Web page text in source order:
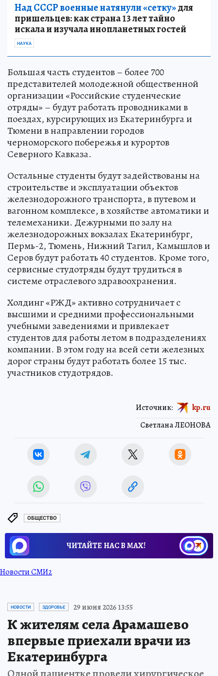
Над СССР военные натянули «сетку»для
пришельцев: как страна 13 лет тайно
искала и изучала инопланетных гостей
НАУКА
Большая часть студентов – более 700
представителей молодежной общественной
организации «Российские студенческие
отряды» – будут работать проводниками в
поездах, курсирующих из Екатеринбурга и
Тюмени в направлении городов
черноморского побережья и курортов
Северного Кавказа.
Остальные студенты будут задействованы на
строительстве и эксплуатации объектов
железнодорожного транспорта, в путевом и
вагонном комплексе, в хозяйстве автоматики и
телемеханики. Дежурными по залу на
железнодорожных вокзалах Екатеринбург,
Пермь-2, Тюмень, Нижний Тагил, Камышлов и
Серов будут работать 40 студентов. Кроме того,
сервисные студотряды будут трудиться в
системе отраслевого здравоохранения.
Холдинг «РЖД» активно сотрудничает с
высшими и средними профессиональными
учебными заведениями и привлекает
студентов для работы летом в подразделениях
компании. В этом году на всей сети железных
дорог страны будут работать более 15 тыс.
участников студотрядов.
Светлана ЛЕОНОВА
Источник: kp.ru
ОБЩЕСТВО
ЧИТАЙТЕ НАС В МАХ!
Новости СМИ2
НОВОСТИ ЗДОРОВЬЕ 29 июня 2026 13:55
К жителям села Арамашево
впервые приехали врачи из
Екатеринбурга